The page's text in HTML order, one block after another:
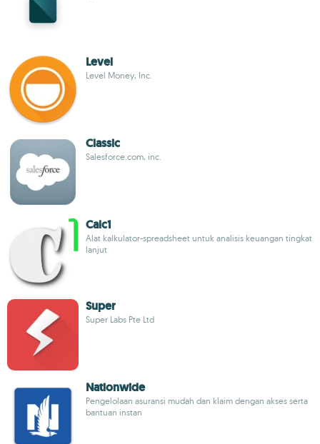
Level
Level Money, Inc.
Classic
Salesforce.com, inc.
Calc1
Alat kalkulator-spreadsheet untuk analisis keuangan tingkat
lanjut
Super
Super Labs Pte Ltd
Nationwide
Pengelolaan asuransi mudah dan klaim dengan akses serta
bantuan instan